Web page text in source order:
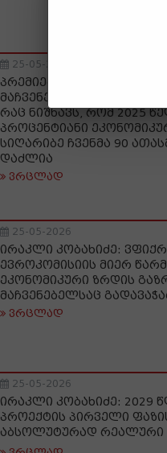
25-05-2026
პრემიერი: სიღარიბის
მაჩვენებელი 7.1
რაც ნიშნავს, რომ 2025
პროცენტიანი
სიღარიბე ჩვენმა 90
დაძლია
ვრცლად
25-05-2026
ირაკლი კობახიძე:
ევროკომისიის მიერ
ეკონომიკური ზრდის
მაჩვენებელსაც
ვრცლად
25-05-2026
ირაკლი კობახიძე: 2029
პროექტის პირველი
აბსოლუტურად რეალური